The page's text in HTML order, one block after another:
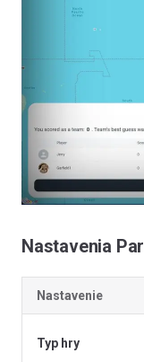
Nastavenia
Nastavenie
Typ hry